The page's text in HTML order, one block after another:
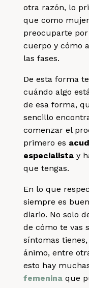
otra razón, lo
que como
preocuparte
cuerpo y cómo
las fases.
De esta forma
cuándo algo
de esa forma,
sencillo
comenzar el
primero es
especialista y
que tengas.
En lo que
siempre es
diario. No solo
de cómo te vas
síntomas
ánimo, entre
esto hay
femenina que